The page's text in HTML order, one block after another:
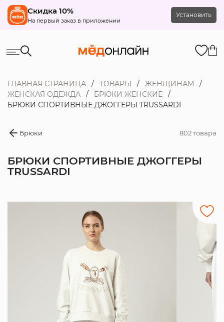
Скидка 10%
На первый заказ в приложении
Установить
ГЛАВНАЯ СТРАНИЦА ТОВАРЫ
ЖЕНЩИНАМ
ЖЕНСКАЯ ОДЕЖДА
БРЮКИ ЖЕНСКИЕ
БРЮКИ СПОРТИВНЫЕ ДЖОГГЕРЫ TRUSSARDI
Брюки 802 товара
БРЮКИ СПОРТИВНЫЕ ДЖОГГЕРЫ
TRUSSARDI